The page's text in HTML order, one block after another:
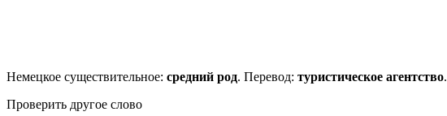
Немецкое существительное: средний род. Перевод: туристическое агентство.
Проверить другое слово